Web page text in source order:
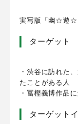
実写版「幽☆遊☆
ターゲット
・渋谷に訪れた
たことがある人
・ 冨樫義博作品
ターゲット